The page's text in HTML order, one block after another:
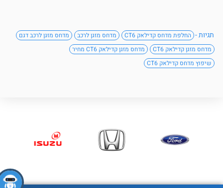
תגיות - החלפת מדחס קדילאק CT6 מדחס מזגן לרכב
מדחס מזגן לרכב דגם
מדחס מזגן קדילאק CT6
מדחס מזגן קדילאק CT6 מחיר
שיפוץ מדחס קדילאק CT6